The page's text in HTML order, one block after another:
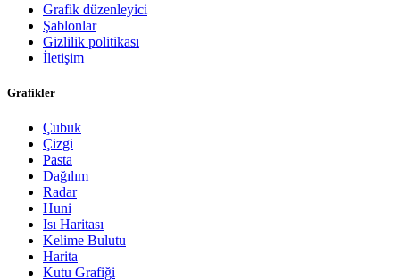
Grafik düzenleyici
Şablonlar
Gizlilik politikası
İletişim
Grafikler
Çubuk
Çizgi
Pasta
Dağılım
Radar
Huni
Isı Haritası
Kelime Bulutu
Harita
Kutu Grafiği